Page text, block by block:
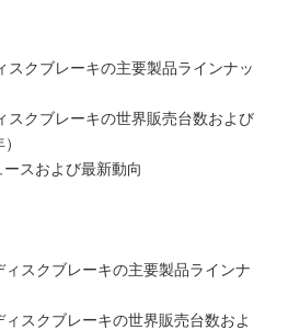
スクブレーキの主要製品ラインナッ
スクブレーキの世界販売台数および
スおよび最新動向
スクブレーキの主要製品ラインナ
スクブレーキの世界販売台数およ